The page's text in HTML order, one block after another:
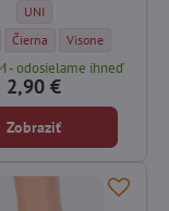
- Veľkosť:
- Farba:
Marilyn - Farba:
Bavlnené ťapky so
UNI
ťapky so silikónom
Bavlnené ťapky so
Čierna Bavlnené ťapky
Visone
- odosielame ihneď
2,90 €
Zobraziť